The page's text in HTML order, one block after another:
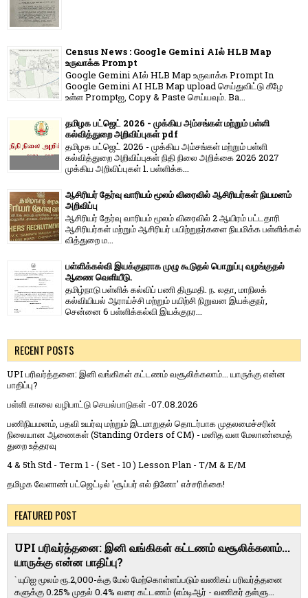
Census News : Google Gemini AIல் HLB Map
உருவாக்க Prompt
Google Gemini AIல் HLB Map உருவாக்க Prompt In
Google Gemini AI HLB Map upload செய்துவிட்டு கீழே
உள்ள Promptஐ, Copy & Paste செய்யவும். Ba...
தமிழக பட்ஜெட் 2026 - முக்கிய அம்சங்கள் மற்றும் பள்ளி
கல்வித்துறை அறிவிப்புகள் pdf
தமிழக பட்ஜெட் 2026 - முக்கிய அம்சங்கள் மற்றும் பள்ளி
கல்வித்துறை அறிவிப்புகள் நிதி நிலை அறிக்கை 2026 2027
முக்கிய அறிவிப்புகள் 1. பள்ளிக்க...
ஆசிரியர் தேர்வு வாரியம் மூலம் விரைவில் ஆசிரியர்கள் நியமனம்
அறிவிப்பு
ஆசிரியர் தேர்வு வாரி​யம் மூலம் விரை​வில் 2 ஆயிரம் பட்​ட​தாரி
ஆசிரியர்​கள் மற்​றும் ஆசிரியர் பயிற்றுநர்​களை நியமிக்க பள்​ளிக்​கல்​
வித்​துறை ம...
பள்ளிக்கல்வி இயக்குநராக முழு கூடுதல் பொறுப்பு வழங்குதல்
ஆணை வெளியீடு.
தமிழ்நாடு பள்ளிக் கல்விப் பணி திருமதி. ந. லதா, மாநிலக்
கல்வியியல் ஆராய்ச்சி மற்றும் பயிற்சி நிறுவன இயக்குநர்,
சென்னை 6 பள்ளிக்கல்வி இயக்குநர...
RECENT POSTS
UPI பரிவர்த்தனை: இனி வங்கிகள் கட்டணம் வசூலிக்கலாம்... யாருக்கு என்ன
பாதிப்பு?
பள்ளி காலை வழிபாட்டு செயல்பாடுகள் -07.08.2026
பணிநியமனம், பதவி உயர்வு மற்றும் இடமாறுதல் தொடர்பாக முதலமைச்சரின்
நிலையான ஆணைகள் (Standing Orders of CM) - மனித வள மேலாண்மைத்
துறை உத்தரவு
4 & 5th Std - Term 1 - ( Set - 10 ) Lesson Plan - T/M & E/M
தமிழக வேளாண் பட்ஜெட்டில் 'சூப்பர் எல் நினோ' எச்சரிக்கை!
FEATURED POST
UPI பரிவர்த்தனை: இனி வங்கிகள் கட்டணம் வசூலிக்கலாம்...
யாருக்கு என்ன பாதிப்பு?
` யுபிஐ மூலம் ரூ.2,000-க்கு மேல் மேற்​கொள்​ளப்​படும் வணி​கப் பரிவர்த்​தனை​
களுக்கு 0.25% முதல் 0.4% வரை கட்​ட​ணம் (எம்​டிஆர் - வணி​கர் தள்​ளு...